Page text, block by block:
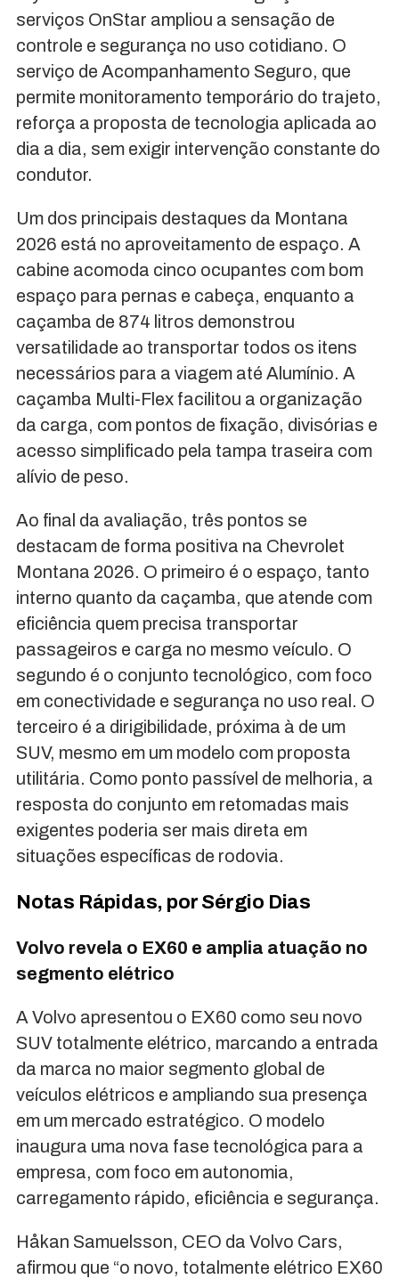
serviços OnStar ampliou a sensação de
controle e segurança no uso cotidiano. O
serviço de Acompanhamento Seguro, que
permite monitoramento temporário do trajeto,
reforça a proposta de tecnologia aplicada ao
dia a dia, sem exigir intervenção constante do
condutor.
Um dos principais destaques da Montana
2026 está no aproveitamento de espaço. A
cabine acomoda cinco ocupantes com bom
espaço para pernas e cabeça, enquanto a
caçamba de 874 litros demonstrou
versatilidade ao transportar todos os itens
necessários para a viagem até Alumínio. A
caçamba Multi-Flex facilitou a organização
da carga, com pontos de fixação, divisórias e
acesso simplificado pela tampa traseira com
alívio de peso.
Ao final da avaliação, três pontos se
destacam de forma positiva na Chevrolet
Montana 2026. O primeiro é o espaço, tanto
interno quanto da caçamba, que atende com
eficiência quem precisa transportar
passageiros e carga no mesmo veículo. O
segundo é o conjunto tecnológico, com foco
em conectividade e segurança no uso real. O
terceiro é a dirigibilidade, próxima à de um
SUV, mesmo em um modelo com proposta
utilitária. Como ponto passível de melhoria, a
resposta do conjunto em retomadas mais
exigentes poderia ser mais direta em
situações específicas de rodovia.
Notas Rápidas, por Sérgio Dias
Volvo revela o EX60 e amplia atuação no
segmento elétrico
A Volvo apresentou o EX60 como seu novo
SUV totalmente elétrico, marcando a entrada
da marca no maior segmento global de
veículos elétricos e ampliando sua presença
em um mercado estratégico. O modelo
inaugura uma nova fase tecnológica para a
empresa, com foco em autonomia,
carregamento rápido, eficiência e segurança.
Håkan Samuelsson, CEO da Volvo Cars,
afirmou que “o novo, totalmente elétrico EX60